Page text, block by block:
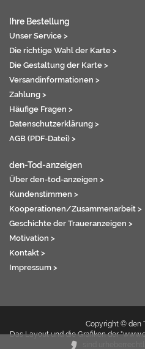
Ihre Bestellung
Unser Service >
Die richtige Wahl der Karte >
Die Gestaltung der Karte >
Versandinformationen >
Zahlung >
Häufige Fragen >
Datenschutzerklärung >
AGB (PDF-Datei) >
den-Tod-anzeigen
Über den-tod-anzeigen >
Kundenstimmen >
Kooperationen/Zusammenarbeit >
Geschichte der Traueranzeigen >
Motivation >
Kontakt >
Impressum >
Copyright © den
Das Layout und die Grafiken der